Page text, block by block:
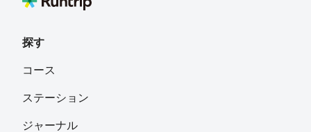
探す
コース
ステーション
ジャーナル